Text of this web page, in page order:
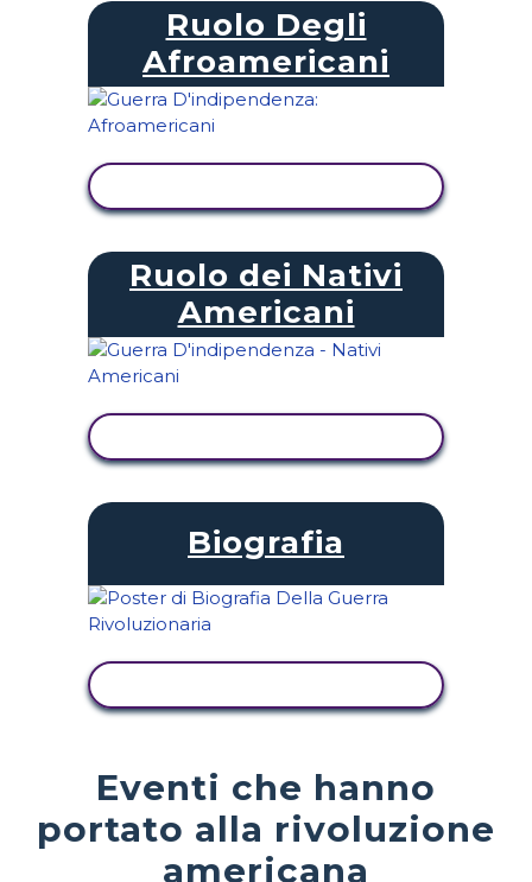
Ruolo Degli
Afroamericani
Ruolo dei Nativi
Americani
Biografia
Eventi che hanno
portato alla rivoluzione
americana